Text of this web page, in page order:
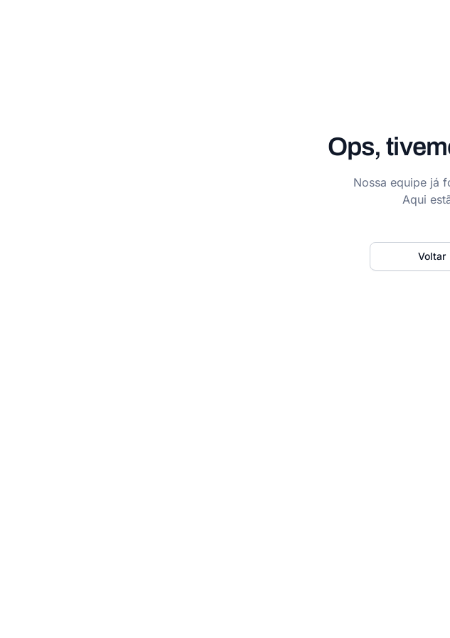
Ops,
Nossa equipe já
Aqui
Voltar